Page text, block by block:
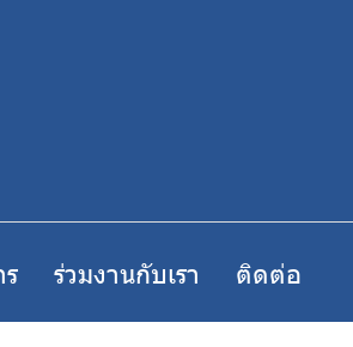
ร่วมงานกับเรา ติดต่อ